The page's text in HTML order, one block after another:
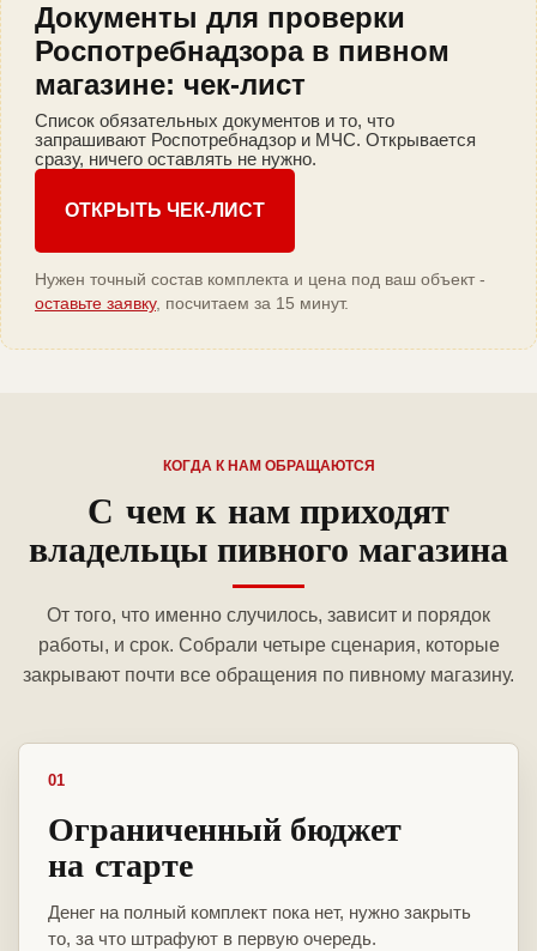
Документы для проверки
Роспотребнадзора в пивном
магазине: чек-лист
Список обязательных документов и то, что
запрашивают Роспотребнадзор и МЧС. Открывается
сразу, ничего оставлять не нужно.
ОТКРЫТЬ ЧЕК-ЛИСТ
Нужен точный состав комплекта и цена под ваш объект -
оставьте заявку, посчитаем за 15 минут.
КОГДА К НАМ ОБРАЩАЮТСЯ
С чем к нам приходят
владельцы пивного магазина
От того, что именно случилось, зависит и порядок
работы, и срок. Собрали четыре сценария, которые
закрывают почти все обращения по пивному магазину.
01
Ограниченный бюджет
на старте
Денег на полный комплект пока нет, нужно закрыть
то, за что штрафуют в первую очередь.